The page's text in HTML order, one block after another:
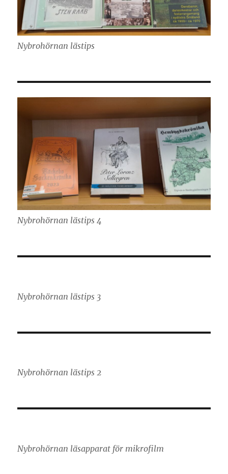
Nybrohörnan lästips
Nybrohörnan lästips 4
Nybrohörnan lästips 3
Nybrohörnan lästips 2
Nybrohörnan läsapparat för mikrofilm